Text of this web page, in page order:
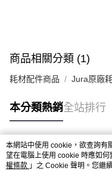
商品相關分類 (1)
耗材配件商品 Jura原廠
本分類熱銷全站排行
熱門標籤
本網站中使用 cookie，欲查詢有
望在電腦上使用 cookie 時應如
權條款 」之 Cookie 聲明。您繼